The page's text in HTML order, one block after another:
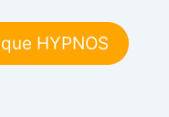
HYPNOS